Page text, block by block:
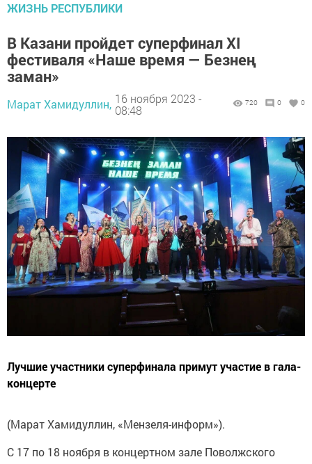
ЖИЗНЬ РЕСПУБЛИКИ
В Казани пройдет суперфинал XI
фестиваля «Наше время — Безнең
заман»
Марат Хамидуллин, 16 ноября 2023 -
08:48
720 0 0
Лучшие участники суперфинала примут участие в гала-
концерте
(Марат Хамидуллин, «Мензеля-информ»).
С 17 по 18 ноября в концертном зале Поволжского